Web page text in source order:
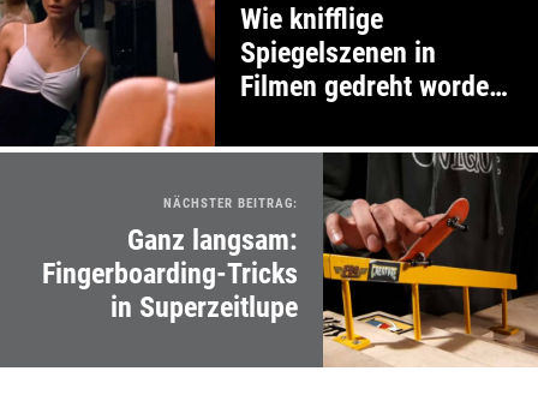
Wie knifflige
Spiegelszenen in
Filmen gedreht worden
NÄCHSTER BEITRAG:
Ganz langsam:
Fingerboarding-Tricks
in Superzeitlupe